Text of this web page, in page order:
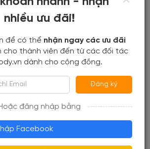
nhiều ưu đãi!
để có thể nhận ngay các ưu đãi
cho thành viên đến từ các đối tác
dành cho cộng đồng.
Đăng ký
đăng nhập bằng
Facebook